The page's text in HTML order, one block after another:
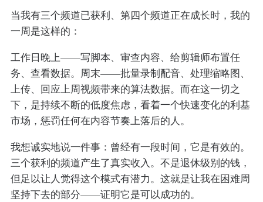
当我有三个频道已获利、第四个频道正在成长时，我的
一周是这样的：
工作日晚上——写脚本、审查内容、给剪辑师布置任
务、查看数据。周末——批量录制配音、处理缩略图、
上传、回应上周视频带来的算法数据。而在这一切之
下，是持续不断的低度焦虑，看着一个快速变化的利基
市场，惩罚任何在内容节奏上落后的人。
我想诚实地说一件事：曾经有一段时间，它是有效的。
三个获利的频道产生了真实收入。不是退休级别的钱，
但足以让人觉得这个模式有潜力。这就是让我在困难周
坚持下去的部分——证明它是可以成功的。